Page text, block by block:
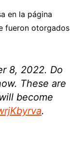
en la página
fueron otorgados
8, 2022. Do
These are
become
.